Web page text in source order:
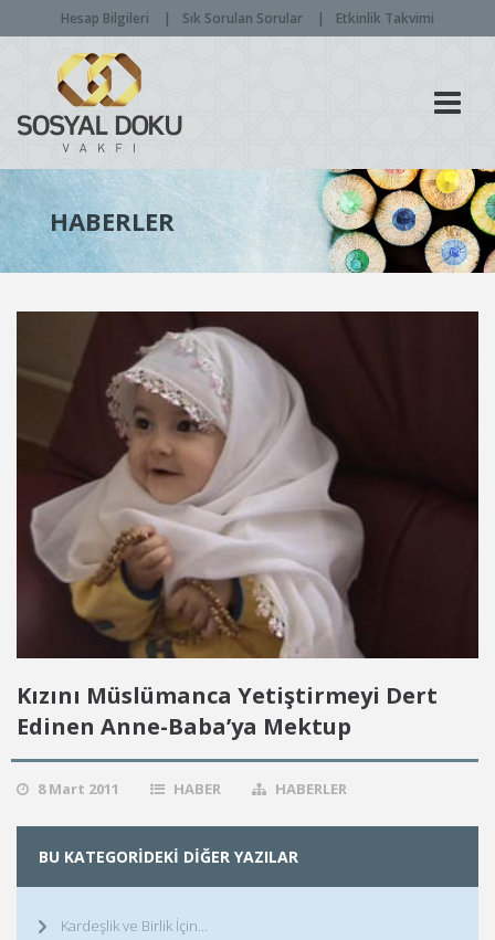
Hesap Bilgileri Sık Sorulan Sorular Etkinlik Takvimi
HABERLER
Kızını Müslümanca Yetiştirmeyi Dert
Edinen Anne-Baba’ya Mektup
8 Mart 2011 HABER HABERLER
BU KATEGORIDEKI DIĞER YAZILAR
Kardeşlik ve Birlik İçin…